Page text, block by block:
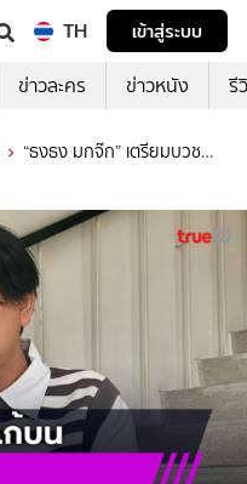
TH
เข้าสู่ระบบ
ข่าวละคร ข่าวหนัง รี
“ธงธง มกจ๊ก” เตรียมบวช